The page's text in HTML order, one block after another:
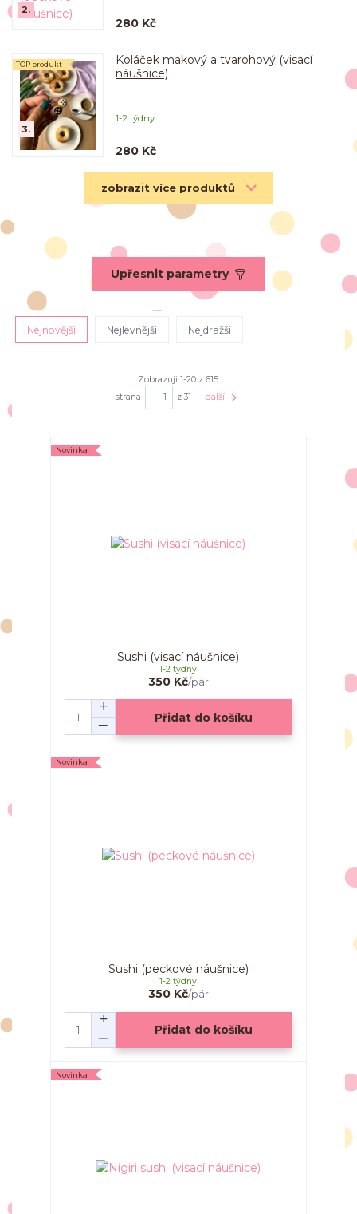
2.
280 Kč
3.
Koláček makový a tvarohový (visací
náušnice)
1-2 týdny
TOP produkt
280 Kč
zobrazit více produktů
Upřesnit parametry
Nejnovější Nejlevnější Nejdražší
Zobrazuji 1-20 z 615
strana
z 31 další
Novinka
Sushi (visací náušnice)
350 Kč/pár
1-2 týdny
Přidat do košíku
Novinka
Sushi (peckové náušnice)
350 Kč/pár
1-2 týdny
Přidat do košíku
Novinka